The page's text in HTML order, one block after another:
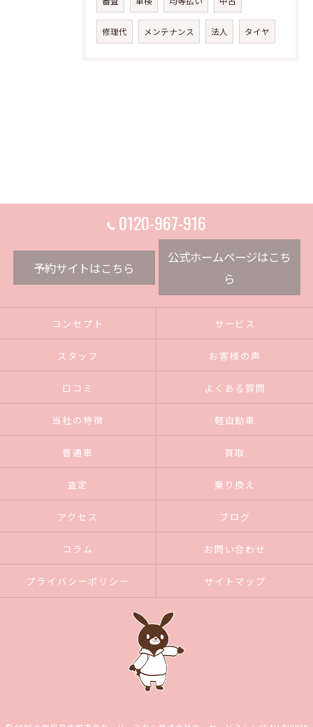
修理代 メンテナンス 法人 タイヤ
0120-967-916
予約サイトはこちら
公式ホームページはこち
ら
コンセプト サービス
スタッフ お客様の声
口コミ よくある質問
当社の特徴 軽自動車
普通車 買取
査定 乗り換え
アクセス ブログ
コラム お問い合わせ
プライバシーポリシー サイトマップ